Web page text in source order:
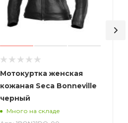
Мотокуртка женская
кожаная Seca Bonneville
черный
Много на складе